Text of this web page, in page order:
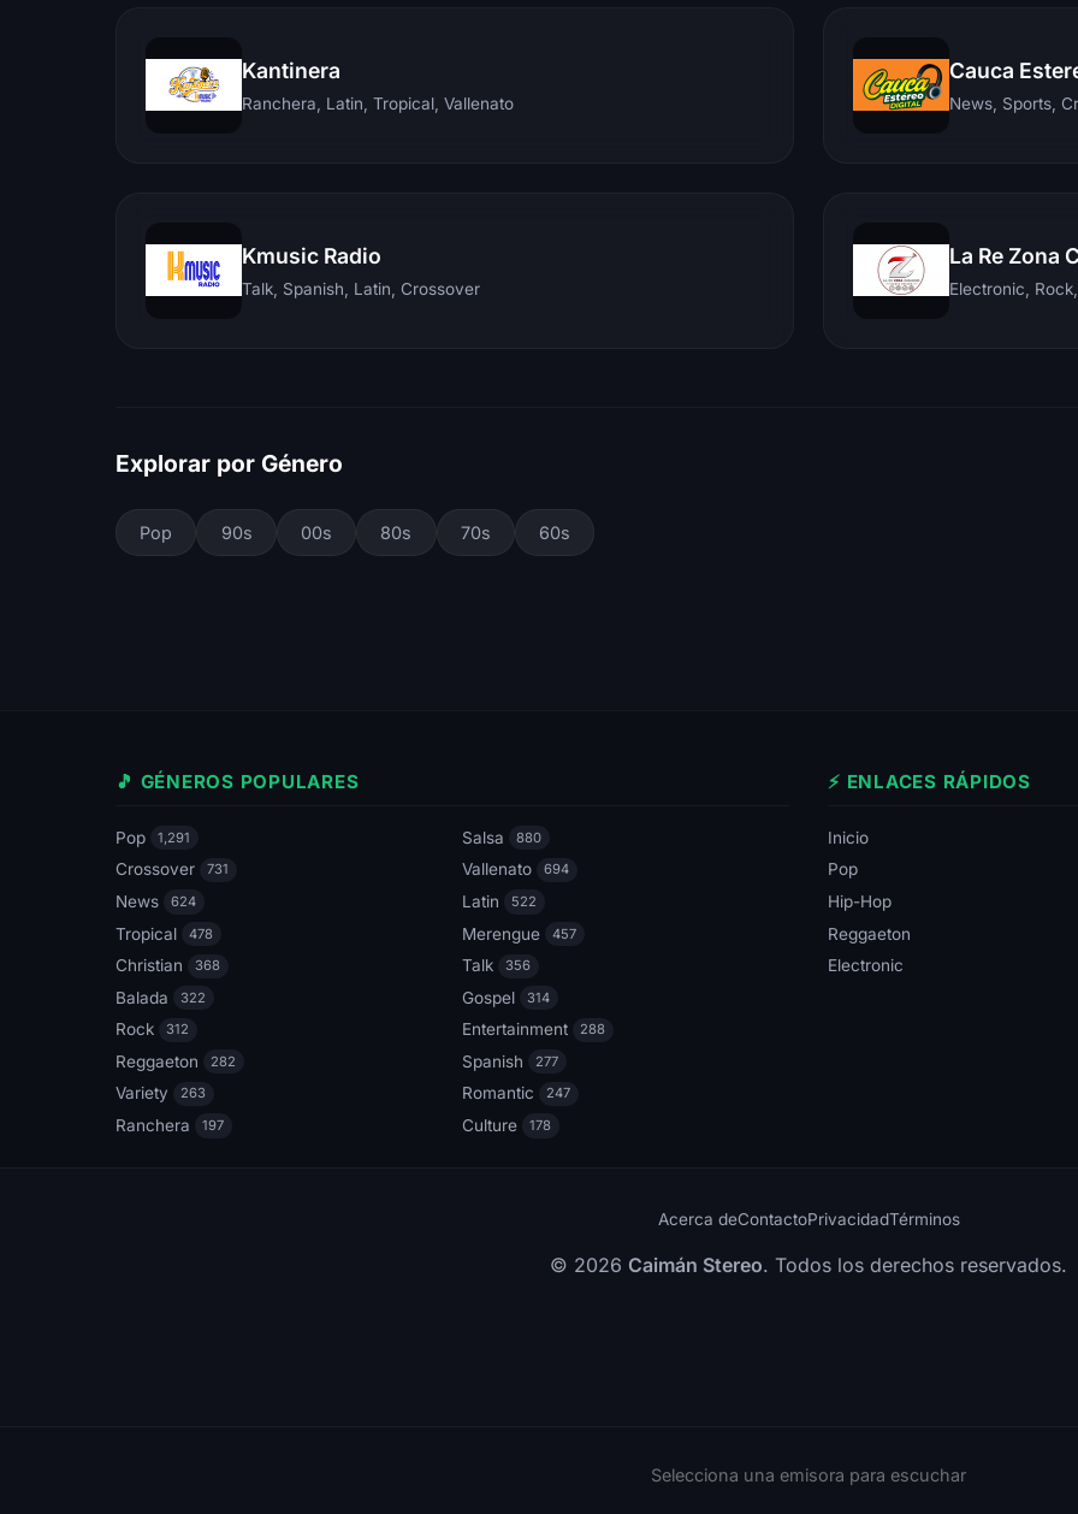
Kantinera
Ranchera, Latin, Tropical, Vallenato
Cauca
News, Sports,
Kmusic Radio
Talk, Spanish, Latin, Crossover
La Re Zona
Explorar por Género
Pop 90s 00s 80s 70s 60s
🎵 GÉNEROS POPULARES
Pop 1,291 Salsa 880
Crossover 731 Vallenato 694
News 624 Latin 522
Tropical 478 Merengue 457
Christian 368 Talk 356
Balada 322 Gospel 314
Rock 312 Entertainment 288
Reggaeton 282 Spanish 277
Variety 263 Romantic 247
Ranchera 197 Culture 178
⚡ ENLACES RÁPIDOS
Inicio
Pop
Hip-Hop
Reggaeton
Electronic
Acerca deContactoPrivacidadTérminos
© 2026 Caimán Stereo. Todos los derechos reservados.
Selecciona una emisora para escuchar